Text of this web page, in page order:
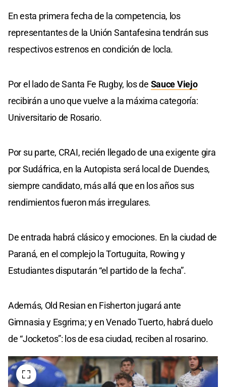
En esta primera fecha de la competencia, los
representantes de la Unión Santafesina tendrán sus
respectivos estrenos en condición de locla.
Por el lado de Santa Fe Rugby, los de Sauce Viejo
recibirán a uno que vuelve a la máxima categoría:
Universitario de Rosario.
Por su parte, CRAI, recién llegado de una exigente gira
por Sudáfrica, en la Autopista será local de Duendes,
siempre candidato, más allá que en los años sus
rendimientos fueron más irregulares.
De entrada habrá clásico y emociones. En la ciudad de
Paraná, en el complejo la Tortuguita, Rowing y
Estudiantes disputarán “el partido de la fecha”.
Además, Old Resian en Fisherton jugará ante
Gimnasia y Esgrima; y en Venado Tuerto, habrá duelo
de “Jocketos”: los de esa ciudad, reciben al rosarino.